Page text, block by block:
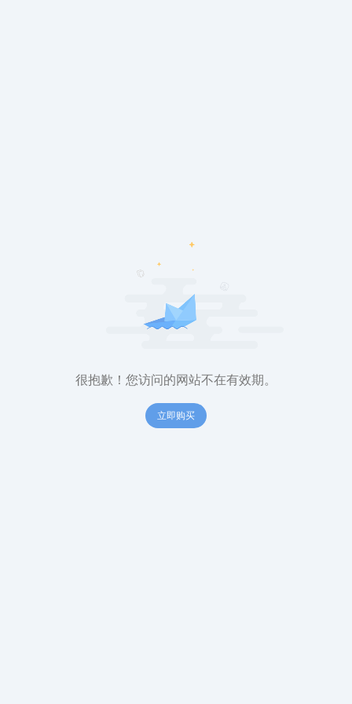
很抱歉！您访问的网站不在有效期。
立即购买